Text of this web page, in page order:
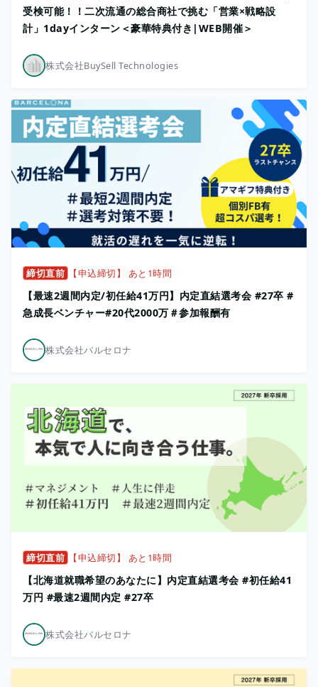
受検可能！！二次流通の総合商社で挑む「営業×戦略設
計」1dayインターン＜豪華特典付き|WEB開催＞
株式会社BuySell Technologies
締切直前 【申込締切】 あと1時間
【最速2週間内定/初任給41万円】内定直結選考会 #27卒 #
急成長ベンチャー#20代2000万＃参加報酬有
株式会社バルセロナ
締切直前 【申込締切】 あと1時間
【北海道就職希望のあなたに】内定直結選考会 #初任給41
万円 #最速2週間内定 #27卒
株式会社バルセロナ